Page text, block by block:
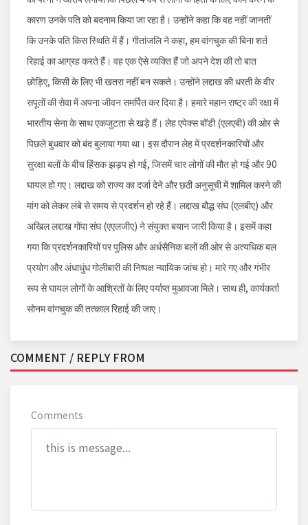
कारण उनके पति को बदनाम किया जा रहा है। उन्होंने कहा कि वह नहीं जानतीं
कि उनके पति किस स्थिति में हैं। गीतांजलि ने कहा, हम वांगचुक की बिना शर्त
रिहाई का आग्रह करते हैं। वह एक ऐसे व्यक्ति हैं जो अपने देश की तो बात
छोड़िए, किसी के लिए भी खतरा नहीं बन सकते। उन्होंने लद्दाख की धरती के वीर
सपूतों की सेवा में अपना जीवन समर्पित कर दिया है। हमारे महान राष्ट्र की रक्षा में
भारतीय सेना के साथ एकजुटता से खड़े हैं। लेह एपेक्स बॉडी (एलएबी) की ओर से
पिछले बुधवार को बंद बुलाया गया था। इस दौरान लेह में प्रदर्शनकारियों और
सुरक्षा बलों के बीच हिंसक झड़प हो गई, जिसमें चार लोगों की मौत हो गई और 90
घायल हो गए। लद्दाख को राज्य का दर्जा देने और छठी अनुसूची में शामिल करने की
मांग को लेकर लंबे से समय से प्रदर्शन हो रहे हैं। लद्दाख बौद्ध संघ (एलबीए) और
अखिल लद्दाख गोंपा संघ (एएलजीए) ने संयुक्त बयान जारी किया है। इसमें कहा
गया कि प्रदर्शनकारियों पर पुलिस और अर्धसैनिक बलों की ओर से अत्यधिक बल
प्रयोग और अंधाधुंध गोलीबारी की निष्पक्ष न्यायिक जांच हो। मारे गए और गंभीर
रूप से घायल लोगों के आश्रितों के लिए पर्याप्त मुआवजा मिले। साथ ही, कार्यकर्ता
सोनम वांगचुक की तत्काल रिहाई की जाए।
COMMENT / REPLY FROM
Comments